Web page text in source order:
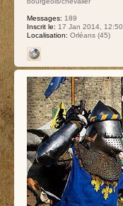
Messages: 189
Inscrit le: 17 Jan 2014, 12:50
Localisation: Orléans (45)